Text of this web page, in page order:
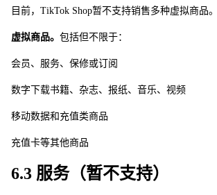
目前，TikTok Shop暂不支持销售多种虚拟商品。
虚拟商品。 包括但不限于：
会员、服务、保修或订阅
数字下载书籍、杂志、报纸、音乐、视频
移动数据和充值类商品
充值卡等其他商品
6.3 服务（暂不支持）